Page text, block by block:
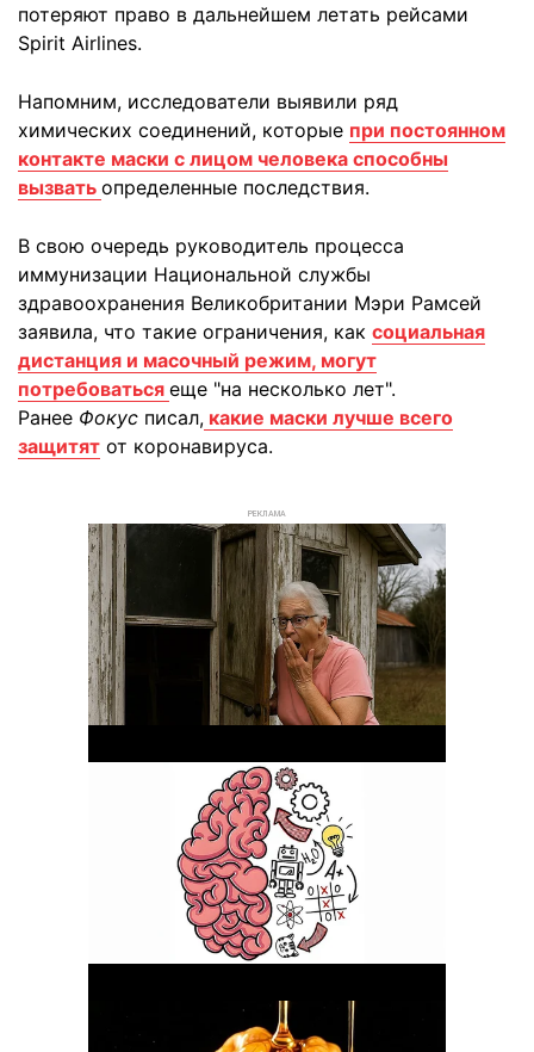
потеряют право в дальнейшем летать рейсами
Spirit Airlines.
Напомним, исследователи выявили ряд
химических соединений, которые при постоянном
контакте маски с лицом человека способны
вызвать определенные последствия.
В свою очередь руководитель процесса
иммунизации Национальной службы
здравоохранения Великобритании Мэри Рамсей
заявила, что такие ограничения, как социальная
дистанция и масочный режим, могут
потребоваться еще "на несколько лет".
Ранее Фокус писал, какие маски лучше всего
защитят от коронавируса.
РЕКЛАМА